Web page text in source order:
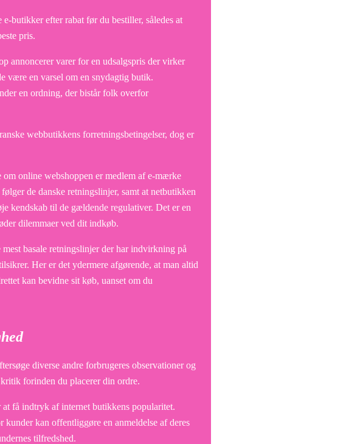
butikker efter rabat før du bestiller, således at
pris.
annoncerer varer for en udsalgspris der virker
være en varsel om en snydagtig butik.
en ordning, der bistår folk overfor
webbutikkens forretningsbetingelser, dog er
online webshoppen er medlem af e-mærke
de danske retningslinjer, samt at netbutikken
kendskab til de gældende regulativer. Det er en
dilemmaer ved dit indkøb.
basale retningslinjer der har indvirkning på
Her er det ydermere afgørende, at man altid
kan bevidne sit køb, uanset om du
diverse andre forbrugeres observationer og
forinden du placerer din ordre.
få indtryk af internet butikkens popularitet.
kunder kan offentliggøre en anmeldelse af deres
tilfredshed.